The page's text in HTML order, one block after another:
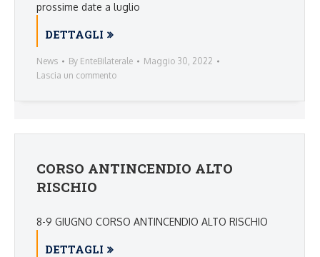
prossime date a luglio
DETTAGLI
News By EnteBilaterale
Maggio 30, 2022
Lascia un commento
CORSO ANTINCENDIO ALTO
RISCHIO
8-9 GIUGNO CORSO ANTINCENDIO ALTO RISCHIO
DETTAGLI